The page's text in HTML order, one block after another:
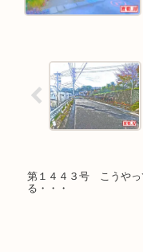
第１４４３号 こうやっ
る・・・